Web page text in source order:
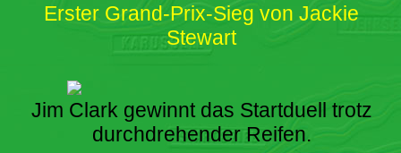
Erster Grand-Prix-Sieg von Jackie
Stewart
Jim Clark gewinnt das Startduell trotz
durchdrehender Reifen.